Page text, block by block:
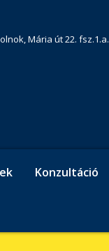
Mária út 22. fsz.1.a.
Konzultáció